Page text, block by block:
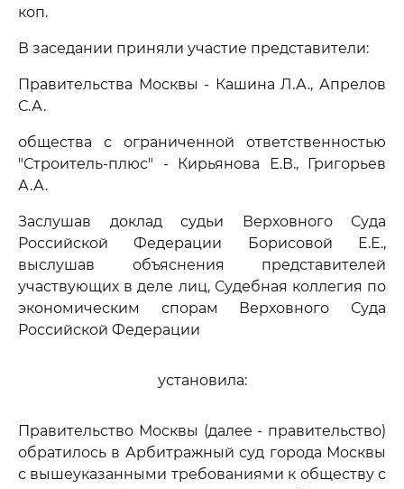
коп.
В заседании приняли участие представители:
Правительства Москвы - Кашина Л.А., Апрелов
С.А.
общества с ограниченной ответственностью
"Строитель-плюс" - Кирьянова Е.В., Григорьев
А.А.
Заслушав доклад судьи Верховного Суда
Российской Федерации Борисовой Е.Е.,
выслушав объяснения представителей
участвующих в деле лиц, Судебная коллегия по
экономическим спорам Верховного Суда
Российской Федерации
установила:
Правительство Москвы (далее - правительство)
обратилось в Арбитражный суд города Москвы
с вышеуказанными требованиями к обществу с